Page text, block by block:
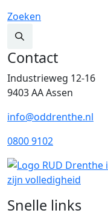
Zoeken
Contact
Industrieweg 12-16
9403 AA Assen
info@oddrenthe.nl
0800 9102
Snelle links